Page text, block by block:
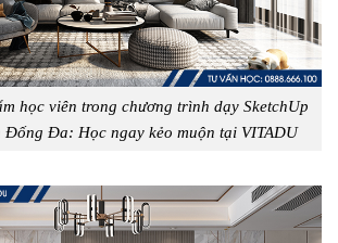
học viên trong chương trình dạy SketchUp
Đống Đa: Học ngay kẻo muộn tại VITADU